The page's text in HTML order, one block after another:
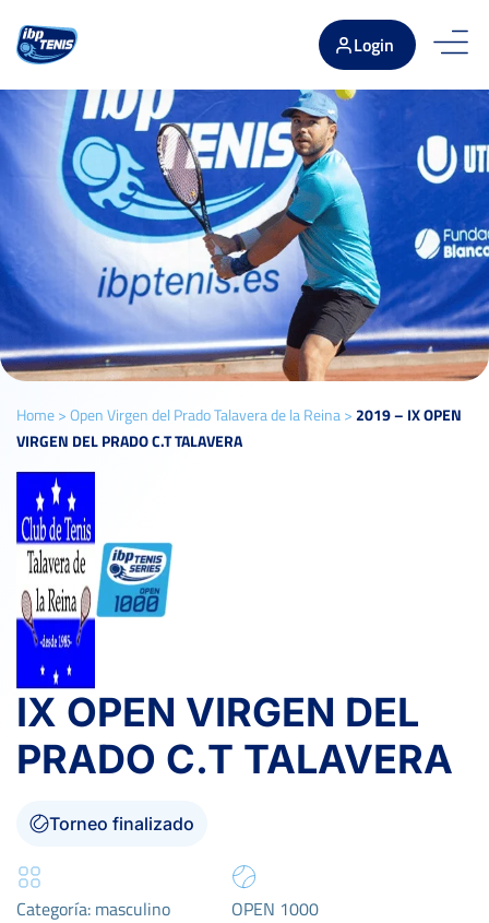
Login
Home>Open Virgen del Prado Talavera de la Reina>2019 – IX OPEN
VIRGEN DEL PRADO C.T TALAVERA
Torneo finalizado
IX OPEN VIRGEN DEL
PRADO C.T TALAVERA
Categoría: masculino OPEN 1000